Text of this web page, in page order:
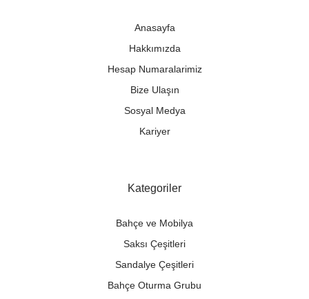
Anasayfa
Hakkımızda
Hesap Numaralarimiz
Bize Ulaşın
Sosyal Medya
Kariyer
Kategoriler
Bahçe ve Mobilya
Saksı Çeşitleri
Sandalye Çeşitleri
Bahçe Oturma Grubu